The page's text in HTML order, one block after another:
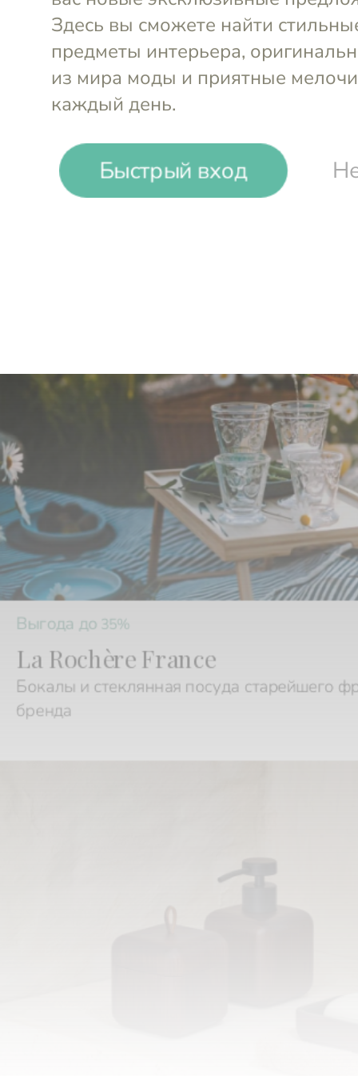
Быстрый вход
Выгода до 10%
Klean Kanteen
Термопосуда и бутылки из пищевой стали
Выгода до35%
La Rochère France
Бокалы и стеклянная посуда старейшего
бренда